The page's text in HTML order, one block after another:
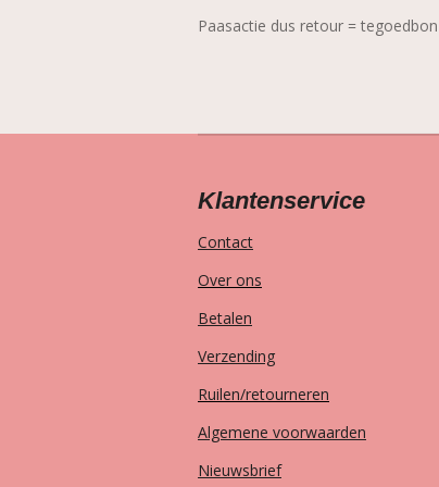
Paasactie dus retour = tegoedbon
Klantenservice
Contact
Over ons
Betalen
Verzending
Ruilen/retourneren
Algemene voorwaarden
Nieuwsbrief